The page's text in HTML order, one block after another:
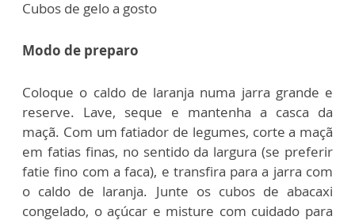
Cubos de gelo a gosto
Modo de preparo
Coloque o caldo de laranja numa jarra grande e
reserve. Lave, seque e mantenha a casca da
maçã. Com um fatiador de legumes, corte a maçã
em fatias finas, no sentido da largura (se preferir
fatie fino com a faca), e transfira para a jarra com
o caldo de laranja. Junte os cubos de abacaxi
congelado, o açúcar e misture com cuidado para